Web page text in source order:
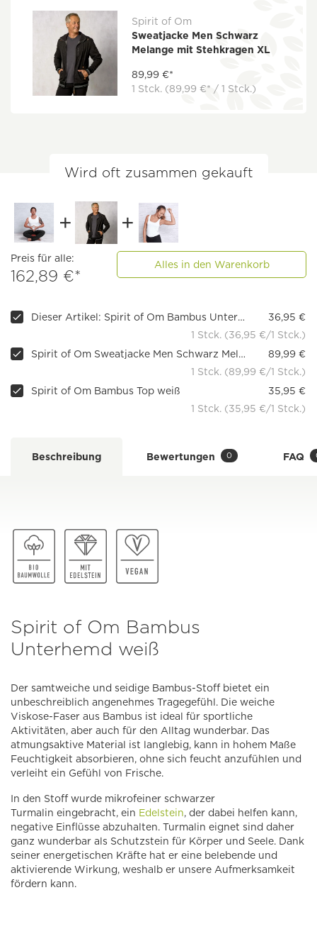
Spirit of Om
Sweatjacke Men Schwarz
Melange mit Stehkragen XL
89,99 €*
1 Stck. (89,99 €* / 1 Stck.)
Wird oft zusammen gekauft
Preis für alle:
162,89 €*
Alles in den Warenkorb
Dieser Artikel: Spirit of Om Bambus Unterhemd weiß
36,95 €
1 Stck. (36,95 €/1 Stck.)
Spirit of Om Sweatjacke Men Schwarz Melange mit Stehkragen
89,99 €
1 Stck. (89,99 €/1 Stck.)
Spirit of Om Bambus Top weiß
35,95 €
1 Stck. (35,95 €/1 Stck.)
Beschreibung Bewertungen 0 FAQ
Spirit of Om Bambus
Unterhemd weiß
Der samtweiche und seidige Bambus-Stoff bietet ein
unbeschreiblich angenehmes Tragegefühl. Die weiche
Viskose-Faser aus Bambus ist ideal für sportliche
Aktivitäten, aber auch für den Alltag wunderbar. Das
atmungsaktive Material ist langlebig, kann in hohem Maße
Feuchtigkeit absorbieren, ohne sich feucht anzufühlen und
verleiht ein Gefühl von Frische.
In den Stoff wurde mikrofeiner schwarzer
Turmalin eingebracht, ein Edelstein, der dabei helfen kann,
negative Einflüsse abzuhalten. Turmalin eignet sind daher
ganz wunderbar als Schutzstein für Körper und Seele. Dank
seiner energetischen Kräfte hat er eine belebende und
aktivierende Wirkung, weshalb er unsere Aufmerksamkeit
fördern kann.